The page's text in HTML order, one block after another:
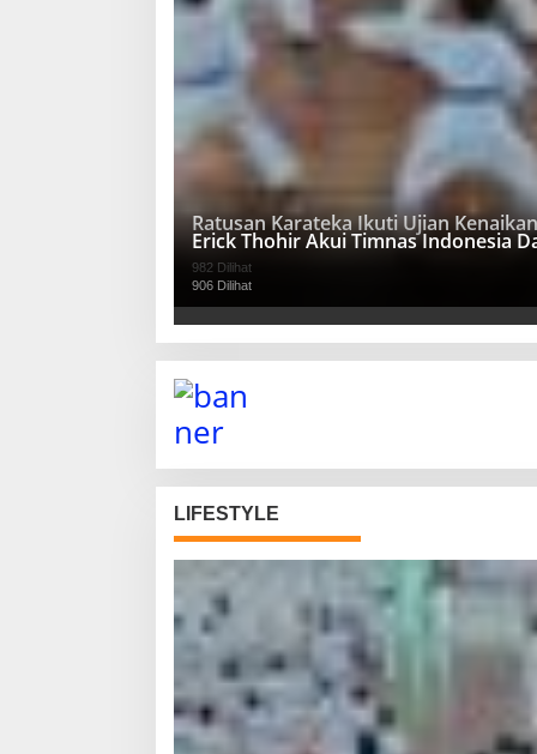
Ratusan Karateka Ikuti Ujian
982 Dilihat
Erick Thohir Akui Timnas Indonesia
906 Dilihat
LIFESTYLE